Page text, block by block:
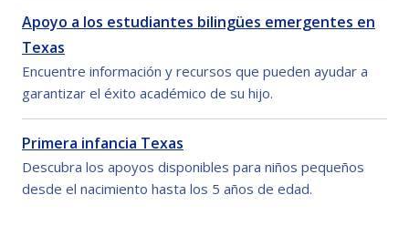
Apoyo a los estudiantes bilingües emergentes en
Texas
Encuentre información y recursos que pueden ayudar a
garantizar el éxito académico de su hijo.
Primera infancia Texas
Descubra los apoyos disponibles para niños pequeños
desde el nacimiento hasta los 5 años de edad.